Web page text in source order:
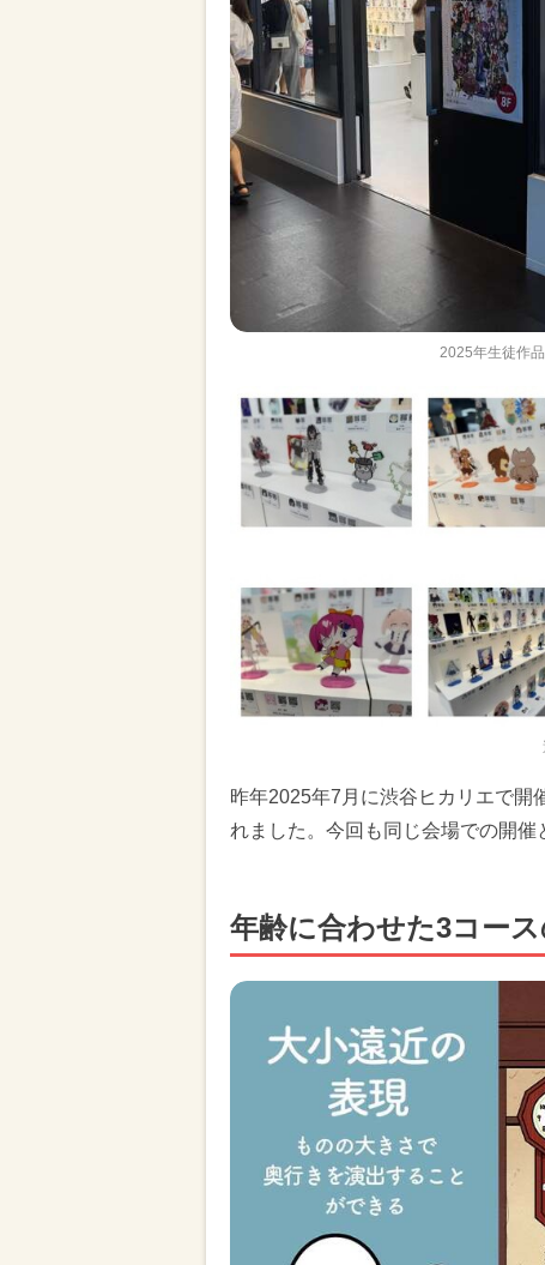
2025年生徒作
昨年2025年7月に渋谷ヒカリエで開
れました。今回も同じ会場での開催
年齢に合わせた3コー